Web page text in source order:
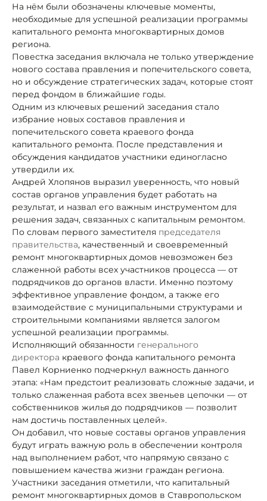
На нём были обозначены ключевые моменты,
необходимые для успешной реализации программы
капитального ремонта многоквартирных домов
региона.
Повестка заседания включала не только утверждение
нового состава правления и попечительского совета,
но и обсуждение стратегических задач, которые стоят
перед фондом в ближайшие годы.
Одним из ключевых решений заседания стало
избрание новых составов правления и
попечительского совета краевого фонда
капитального ремонта. После представления и
обсуждения кандидатов участники единогласно
утвердили их.
Андрей Хлопянов выразил уверенность, что новый
состав органов управления будет работать на
результат, и назвал его важным инструментом для
решения задач, связанных с капитальным ремонтом.
По словам первого заместителя председателя
правительства, качественный и своевременный
ремонт многоквартирных домов невозможен без
слаженной работы всех участников процесса — от
подрядчиков до органов власти. Именно поэтому
эффективное управление фондом, а также его
взаимодействие с муниципальными структурами и
строительными компаниями является залогом
успешной реализации программы.
Исполняющий обязанности генерального
директора краевого фонда капитального ремонта
Павел Корниенко подчеркнул важность данного
этапа: «Нам предстоит реализовать сложные задачи, и
только слаженная работа всех звеньев цепочки — от
собственников жилья до подрядчиков — позволит
нам достичь поставленных целей».
Он добавил, что новые составы органов управления
будут играть важную роль в обеспечении контроля
над выполнением работ, что напрямую связано с
повышением качества жизни граждан региона.
Участники заседания отметили, что капитальный
ремонт многоквартирных домов в Ставропольском